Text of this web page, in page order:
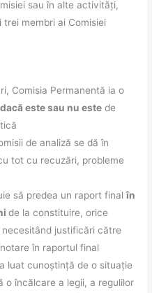
sau în alte activități,
membri ai Comisiei
Comisia Permanentă ia o
este sau nu este de
de analiză se dă în
tot cu recuzări, probleme
să predea un raport finalîn
de la constituire, orice
justificări către
în raportul final
luat cunoștință de o situație
o încălcare a legii, a regulilor